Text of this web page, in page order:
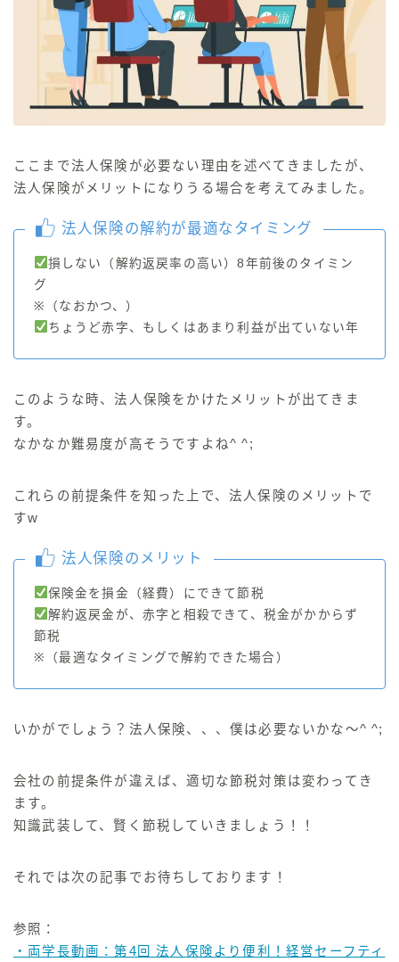
ここまで法人保険が必要ない理由を述べてきましたが、
法人保険がメリットになりうる場合を考えてみました。
法人保険の解約が最適なタイミング
損しない（解約返戻率の高い）8年前後のタイミン
グ
※（なおかつ、）
ちょうど赤字、もしくはあまり利益が出ていない年
このような時、法人保険をかけたメリットが出てきま
す。
なかなか難易度が高そうですよね^ ^;
これらの前提条件を知った上で、法人保険のメリットで
すw
法人保険のメリット
保険金を損金（経費）にできて節税
解約返戻金が、赤字と相殺できて、税金がかからず
節税
※（最適なタイミングで解約できた場合）
いかがでしょう？法人保険、、、僕は必要ないかな〜^ ^;
会社の前提条件が違えば、適切な節税対策は変わってき
ます。
知識武装して、賢く節税していきましょう！！
それでは次の記事でお待ちしております！
参照：
・両学長動画：第4回 法人保険より便利！経営セーフティ